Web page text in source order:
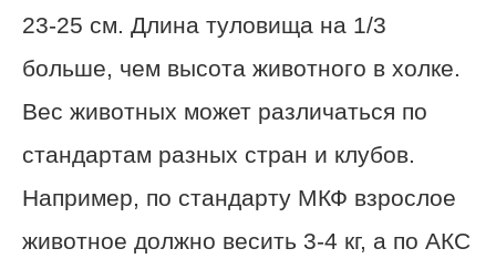
23-25 см. Длина туловища на 1/3
больше, чем высота животного в холке.
Вес животных может различаться по
стандартам разных стран и клубов.
Например, по стандарту МКФ взрослое
животное должно весить 3-4 кг, а по АКС